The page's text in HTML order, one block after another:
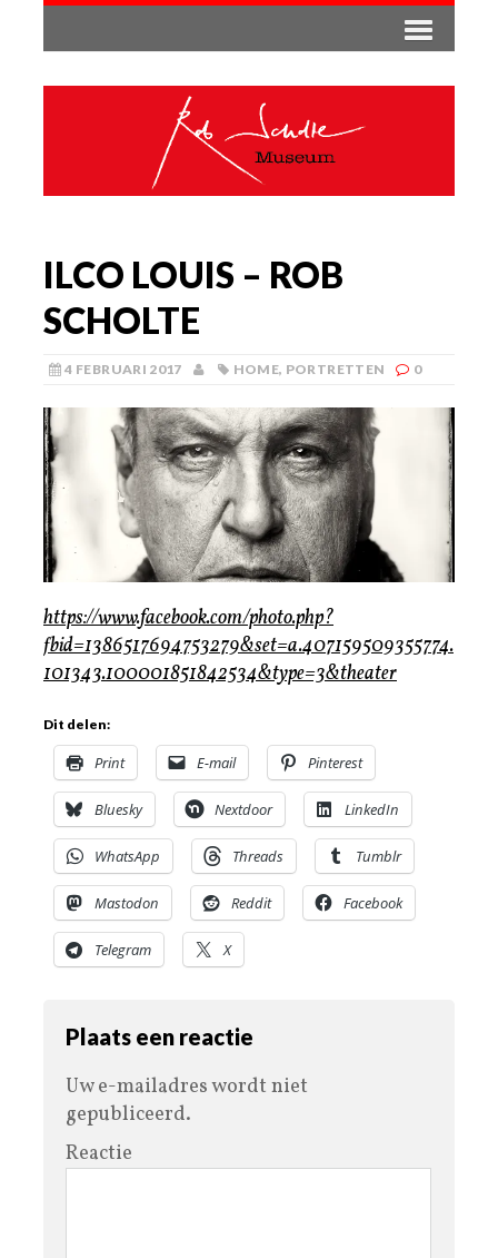
ILCO LOUIS – ROB
SCHOLTE
4 FEBRUARI 2017 HOME, PORTRETTEN 0
https://www.facebook.com/photo.php?
fbid=1386517694753279&set=a.407159509355774.
101343.100001851842534&type=3&theater
Dit delen:
Print E-mail Pinterest
Bluesky Nextdoor LinkedIn
WhatsApp Threads Tumblr
Mastodon Reddit Facebook
Telegram X
Plaats een reactie
Uw e-mailadres wordt niet
gepubliceerd.
Reactie